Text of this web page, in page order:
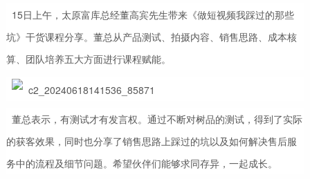
15日上午，太原富库总经董高宾先生带来《做短视频我踩过的那些
坑》干货课程分享。董总从产品测试、拍摄内容、销售思路、成本核
算、团队培养五大方面进行课程赋能。
董总表示，有测试才有发言权。通过不断对树品的测试，得到了实际
的获客效果，同时也分享了销售思路上踩过的坑以及如何解决售后服
务中的流程及细节问题。希望伙伴们能够求同存异，一起成长。